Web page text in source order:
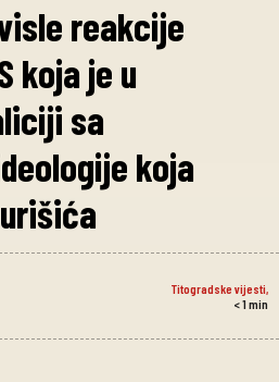
reakcije
koja je u
sa
koja
Titogradske vijesti
< 1 min